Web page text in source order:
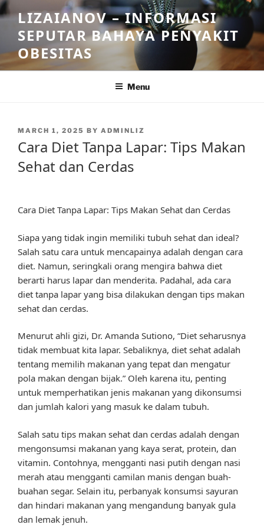
Skip
to
content
LIZAIANOV – INFORMASI
SEPUTAR BAHAYA PENYAKIT
OBESITAS
Menu
POSTED
MARCH 1, 2025 BY ADMINLIZ
Cara Diet Tanpa Lapar: Tips Makan
Sehat dan Cerdas
Cara Diet Tanpa Lapar: Tips Makan Sehat dan Cerdas
Siapa yang tidak ingin memiliki tubuh sehat dan ideal?
Salah satu cara untuk mencapainya adalah dengan cara
diet. Namun, seringkali orang mengira bahwa diet
berarti harus lapar dan menderita. Padahal, ada cara
diet tanpa lapar yang bisa dilakukan dengan tips makan
sehat dan cerdas.
Menurut ahli gizi, Dr. Amanda Sutiono, “Diet seharusnya
tidak membuat kita lapar. Sebaliknya, diet sehat adalah
tentang memilih makanan yang tepat dan mengatur
pola makan dengan bijak.” Oleh karena itu, penting
untuk memperhatikan jenis makanan yang dikonsumsi
dan jumlah kalori yang masuk ke dalam tubuh.
Salah satu tips makan sehat dan cerdas adalah dengan
mengonsumsi makanan yang kaya serat, protein, dan
vitamin. Contohnya, mengganti nasi putih dengan nasi
merah atau mengganti camilan manis dengan buah-
buahan segar. Selain itu, perbanyak konsumsi sayuran
dan hindari makanan yang mengandung banyak gula
dan lemak jenuh.